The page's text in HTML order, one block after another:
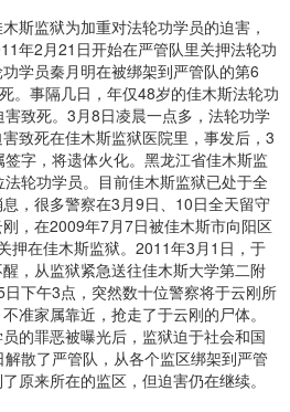
木斯监狱为加重对法轮功学员的迫害，
年2月21日开始在严管队里关押法轮功
学员秦月明在被绑架到严管队的第6
。事隔几日，年仅48岁的佳木斯法轮功
致死。3月8日凌晨一点多，法轮功学
致死在佳木斯监狱医院里，事发后，3
字，将遗体火化。黑龙江省佳木斯监
轮功学员。目前佳木斯监狱已处于全
，很多警察在3月9日、10日全天留守
，在2009年7月7日被佳木斯市向阳区
押在佳木斯监狱。2011年3月1日，于
，从监狱紧急送往佳木斯大学第二附
下午3点，突然数十位警察将于云刚所
准家属靠近，抢走了于云刚的尸体。
的罪恶被曝光后，监狱迫于社会和国
散了严管队，从各个监区绑架到严管
原来所在的监区，但迫害仍在继续。